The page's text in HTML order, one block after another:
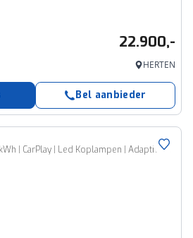
22.900,-
HERTEN
Bel aanbieder
4 Long Range Comfort 64 kWh | CarPlay | Led Koplampen | Adaptive Cruise Control | 450 KM RANGE (WLTP)